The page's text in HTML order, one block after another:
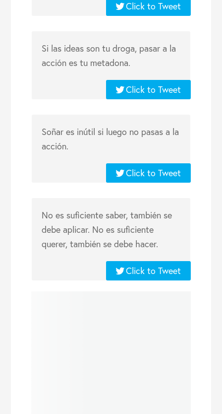
Click to Tweet
Si las ideas son tu droga, pasar a la
acción es tu metadona.
Click to Tweet
Soñar es inútil si luego no pasas a la
acción.
Click to Tweet
No es suficiente saber, también se
debe aplicar. No es suficiente
querer, también se debe hacer.
Click to Tweet